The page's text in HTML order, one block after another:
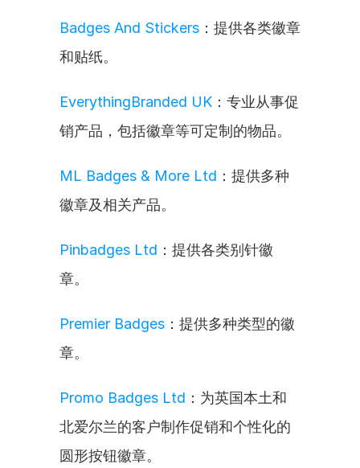
Badges And Stickers ：提供各类徽章
和贴纸。
EverythingBranded UK ：专业从事促
销产品，包括徽章等可定制的物品。
ML Badges & More Ltd ：提供多种
徽章及相关产品。
Pinbadges Ltd ：提供各类别针徽
章。
Premier Badges ：提供多种类型的徽
章。
Promo Badges Ltd ：为英国本土和
北爱尔兰的客户制作促销和个性化的
圆形按钮徽章。